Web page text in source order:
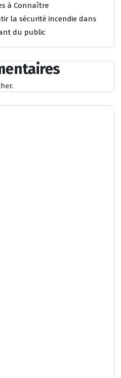
à Connaître
la sécurité incendie dans
du public